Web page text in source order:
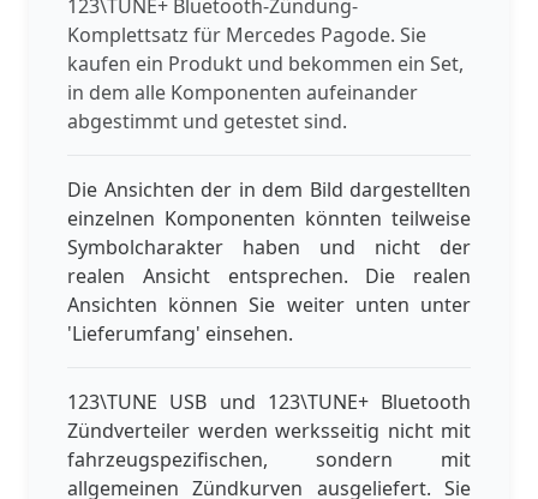
123\TUNE+ Bluetooth-Zündung-
Komplettsatz für Mercedes Pagode. Sie
kaufen ein Produkt und bekommen ein Set,
in dem alle Komponenten aufeinander
abgestimmt und getestet sind.
Die Ansichten der in dem Bild dargestellten
einzelnen Komponenten könnten teilweise
Symbolcharakter haben und nicht der
realen Ansicht entsprechen. Die realen
Ansichten können Sie weiter unten unter
'Lieferumfang' einsehen.
123\TUNE USB und 123\TUNE+ Bluetooth
Zündverteiler werden werksseitig nicht mit
fahrzeugspezifischen, sondern mit
allgemeinen Zündkurven ausgeliefert. Sie